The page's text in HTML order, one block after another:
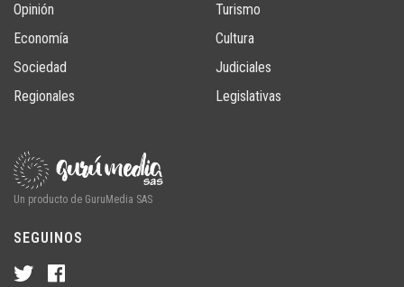
Opinión
Economía
Sociedad
Regionales
Turismo
Cultura
Judiciales
Legislativas
Un producto de GuruMedia SAS
SEGUINOS